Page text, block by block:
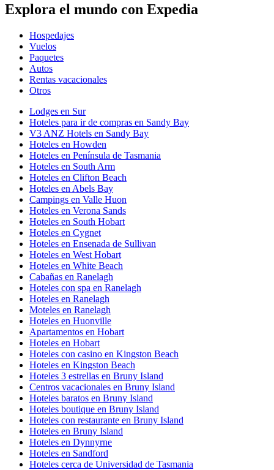
Explora el mundo con Expedia
Hospedajes
Vuelos
Paquetes
Autos
Rentas vacacionales
Otros
Lodges en Sur
Hoteles para ir de compras en Sandy Bay
V3 ANZ Hotels en Sandy Bay
Hoteles en Howden
Hoteles en Península de Tasmania
Hoteles en South Arm
Hoteles en Clifton Beach
Hoteles en Abels Bay
Campings en Valle Huon
Hoteles en Verona Sands
Hoteles en South Hobart
Hoteles en Cygnet
Hoteles en Ensenada de Sullivan
Hoteles en West Hobart
Hoteles en White Beach
Cabañas en Ranelagh
Hoteles con spa en Ranelagh
Hoteles en Ranelagh
Moteles en Ranelagh
Hoteles en Huonville
Apartamentos en Hobart
Hoteles en Hobart
Hoteles con casino en Kingston Beach
Hoteles en Kingston Beach
Hoteles 3 estrellas en Bruny Island
Centros vacacionales en Bruny Island
Hoteles baratos en Bruny Island
Hoteles boutique en Bruny Island
Hoteles con restaurante en Bruny Island
Hoteles en Bruny Island
Hoteles en Dynnyrne
Hoteles en Sandford
Hoteles cerca de Universidad de Tasmania